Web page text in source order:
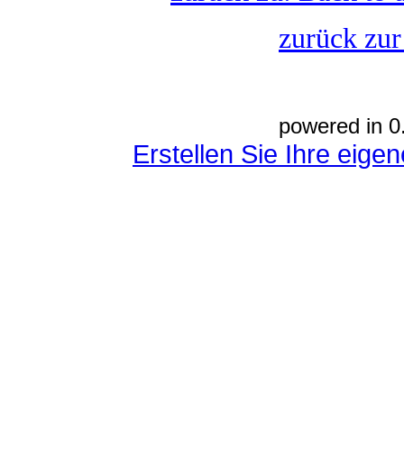
zurück
powered in
Erstellen Sie Ihre